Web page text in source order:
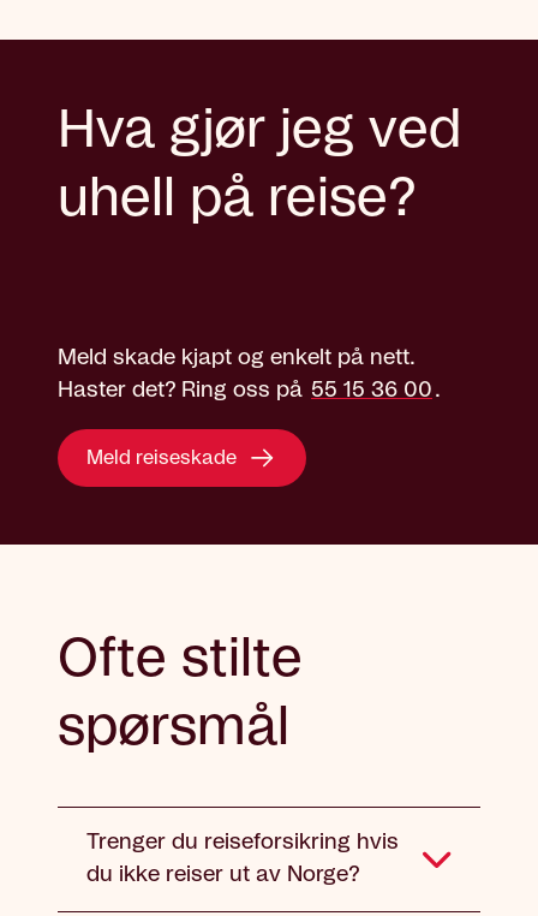
Hva gjør jeg ved
uhell på reise?
Meld skade kjapt og enkelt på nett.
Haster det? Ring oss på 55 15 36 00 .
Meld reiseskade
Ofte stilte
spørsmål
Trenger du reiseforsikring hvis
du ikke reiser ut av Norge?